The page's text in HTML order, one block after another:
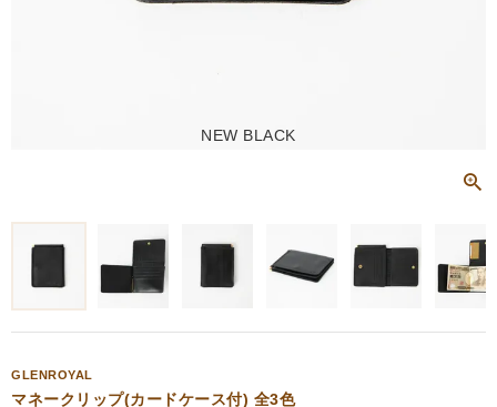
NEW BLACK
GLENROYAL
マネークリップ(カードケース付) 全3色